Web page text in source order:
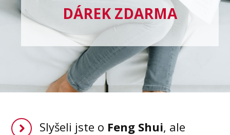
DÁREK ZDARMA
Slyšeli jste o Feng Shui, ale